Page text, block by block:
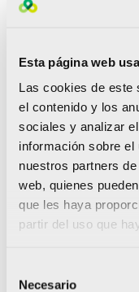
Esta página web
Las cookies de este
el contenido y los
sociales y analizar
información sobre el
nuestros partners
web, quienes
que les haya
partir del uso que
Necesario
El club de atletismo
ayudará a financiar
machista. Además,
otra vía para
independencia de
ello, se han
contienen el
coste de 2€ y
misma causa.